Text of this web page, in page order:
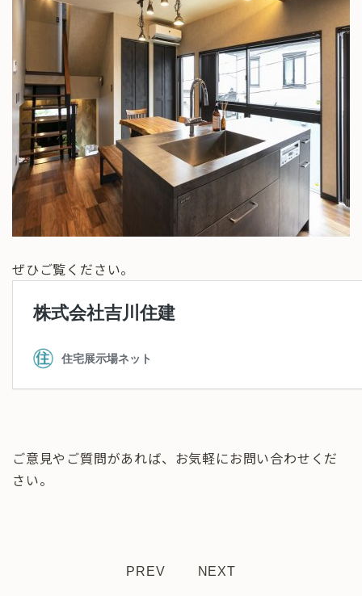
ぜひご覧ください。
ご意見やご質問があれば、お気軽にお問い合わせくだ
さい。
PREV NEXT